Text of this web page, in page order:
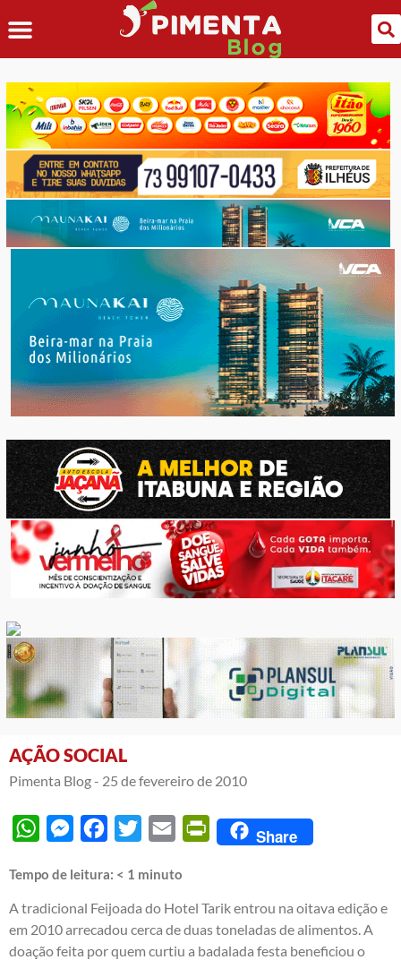
AÇÃO SOCIAL
Pimenta Blog - 25 de fevereiro de 2010
WhatsAppMessengerFacebook
Twitter Email PrintFriendly
Share
Tempo de leitura: < 1 minuto
A tradicional Feijoada do Hotel Tarik entrou na oitava edição e
em 2010 arrecadou cerca de duas toneladas de alimentos. A
doação feita por quem curtiu a badalada festa beneficiou o